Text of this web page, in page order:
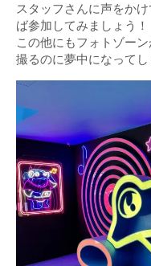
スタッフさんに声をか
ば参加してみましょう！
この他にもフォトゾー
撮るのに夢中になってし